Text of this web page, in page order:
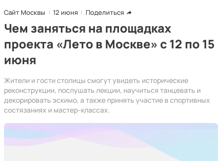
Сайт Москвы 12 июня Поделиться
Чем заняться на площадках
проекта «Лето в Москве» с 12 по 15
июня
Жители и гости столицы смогут увидеть исторические
реконструкции, послушать лекции, научиться танцевать и
декорировать эскимо, а также принять участие в спортивных
состязаниях и мастер-классах.